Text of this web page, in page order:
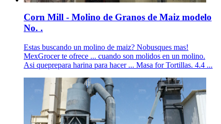
Corn Mill - Molino de Granos de Maiz modelo
No. .
Estas buscando un molino de maiz? Nobusques mas!
MexGrocer te ofrece ... cuando son molidos en un molino.
Asi queprepara harina para hacer ... Masa for Tortillas. 4.4 ...